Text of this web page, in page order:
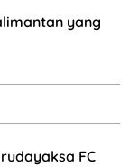
yang
FC